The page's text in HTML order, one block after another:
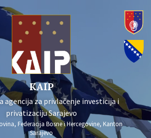
KAIP
agencija za privlačenje investicija i
privatizaciju Sarajevo
Federacija Bosne i Hercegovine, Kanton
Sarajevo